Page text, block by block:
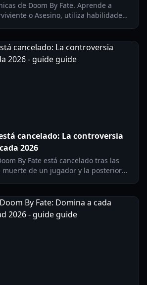
de Doom By Fate. Aprende a
o Asesino, utiliza habilidades
cancelado: La controversia
2026
By Fate está cancelado tras las
muerte de un jugador y la posterior